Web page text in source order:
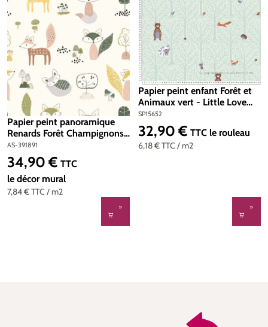
Papier peint panoramique
Renards Forêt Champignons
vert - The Wall 2 d'A.S.
Création | Réf. AS-391891
AS-391891
7,84 €TTC / m2
Prix régulier :
34,90 € TTC
le décor mural
Papier peint enfant Forêt et
Animaux vert - Little Love
d'A.S. Création | Réf. SP15652
SP15652
6,18 €TTC / m2
Prix régulier :
32,90 € TTC le rouleau